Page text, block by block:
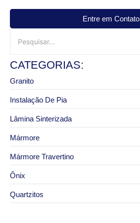
Entre em Contato
CATEGORIAS:
Granito
Instalação De Pia
Lâmina Sinterizada
Mármore
Mármore Travertino
Ônix
Quartzitos